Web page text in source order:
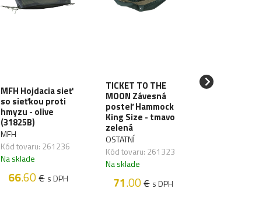
MFH Hojdacia sieť
so sieťkou proti
hmyzu - olive
(31825B)
MFH
Kód tovaru: 261236
Na sklade
66.60€ s DPH
TICKET TO THE
MOON Závesná
posteľ Hammock
King Size - tmavo
zelená
OSTATNÍ
Kód tovaru: 261323
Na sklade
71.00€ s DPH
TRIMM Vložka